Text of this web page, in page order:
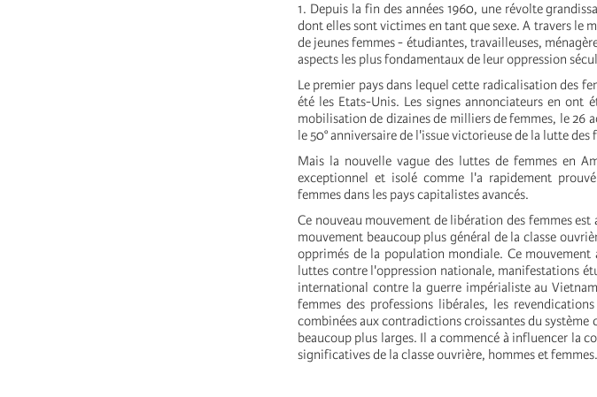
1. Depuis la fin des années 1960, une révolte
dont elles sont victimes en tant que sexe. A travers le
de jeunes femmes - étudiantes, travailleuses,
aspects les plus fondamentaux de leur oppression
Le premier pays dans lequel cette radicalisation des
été les Etats-Unis. Les signes annonciateurs en ont
mobilisation de dizaines de milliers de femmes, le 26
le 50° anniversaire de l'issue victorieuse de la lutte
Mais la nouvelle vague des luttes de femmes en
exceptionnel et isolé comme l'a rapidement
femmes dans les pays capitalistes avancés.
Ce nouveau mouvement de libération des femmes
mouvement beaucoup plus général de la classe
opprimés de la population mondiale. Ce
luttes contre l'oppression nationale, manifestations
international contre la guerre impérialiste au
femmes des professions libérales, les
combinées aux contradictions croissantes du
beaucoup plus larges. Il a commencé à influencer la
significatives de la classe ouvrière, hommes et femmes.